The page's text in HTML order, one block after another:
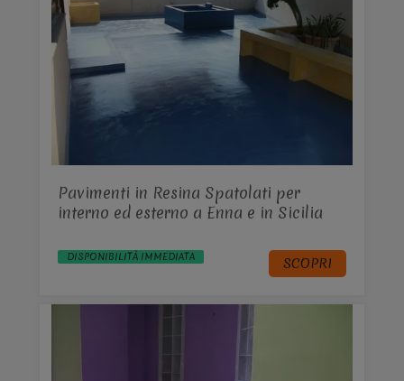
Pavimenti in Resina Spatolati per
interno ed esterno a Enna e in Sicilia
DISPONIBILITÀ IMMEDIATA SCOPRI